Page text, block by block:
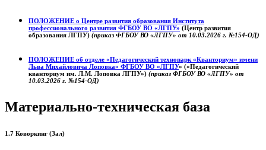
ПОЛОЖЕНИЕ о Центре развития образования Института
профессионального развития ФГБОУ ВО «ЛГПУ» (Центр развития
образования ЛГПУ) (приказ ФГБОУ ВО «ЛГПУ» от 10.03.2026 г. №154-ОД)
ПОЛОЖЕНИЕ об отделе «Педагогический технопарк «Кванториум» имени
Льва Михайловича Лоповка» ФГБОУ ВО «ЛГПУ» («Педагогический
кванториум им. Л.М. Лоповка ЛГПУ») (приказ ФГБОУ ВО «ЛГПУ» от
10.03.2026 г. №154-ОД)
Материально-техническая база
1.7 Коворкинг (Зал)